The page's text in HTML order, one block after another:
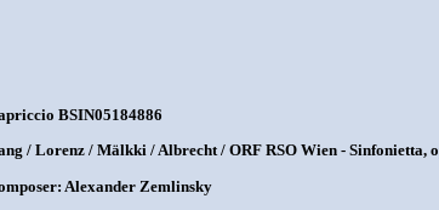
BSIN05184886
/ Lorenz / Mälkki / Albrecht / ORF RSO Wien - Sinfonietta,
Alexander Zemlinsky